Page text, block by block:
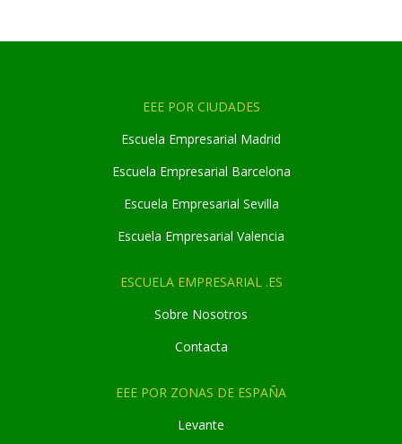
EEE POR CIUDADES
Escuela Empresarial Madrid
Escuela Empresarial Barcelona
Escuela Empresarial Sevilla
Escuela Empresarial Valencia
ESCUELA EMPRESARIAL .ES
Sobre Nosotros
Contacta
EEE POR ZONAS DE ESPAÑA
Levante